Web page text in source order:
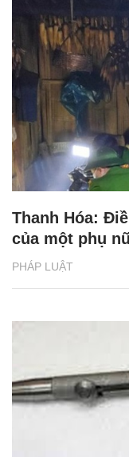
PHÁP LUẬT
Thanh Hóa:
của một phụ